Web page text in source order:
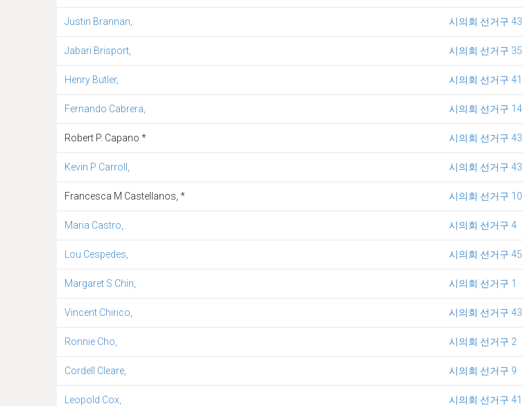
Justin Brannan, 시의회 선거구 43
Jabari Brisport, 시의회 선거구 35
Henry Butler, 시의회 선거구 41
Fernando Cabrera, 시의회 선거구 14
Robert P. Capano * 시의회 선거구 43
Kevin P Carroll, 시의회 선거구 43
Francesca M Castellanos, * 시의회 선거구 10
Maria Castro, 시의회 선거구 4
Lou Cespedes, 시의회 선거구 45
Margaret S Chin, 시의회 선거구 1
Vincent Chirico, 시의회 선거구 43
Ronnie Cho, 시의회 선거구 2
Cordell Cleare, 시의회 선거구 9
Leopold Cox, 시의회 선거구 41